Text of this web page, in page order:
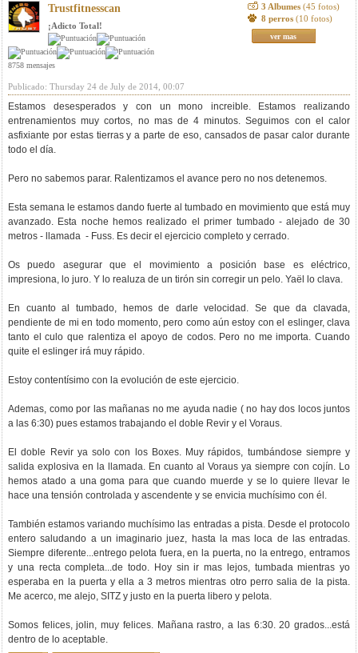
Trustfitnesscan
¡Adicto Total!
8758 mensajes
3 Albumes (45 fotos)
8 perros (10 fotos)
ver mas
Publicado: Thursday 24 de July de 2014, 00:07
Estamos desesperados y con un mono increible. Estamos realizando
entrenamientos muy cortos, no mas de 4 minutos. Seguimos con el calor
asfixiante por estas tierras y a parte de eso, cansados de pasar calor durante
todo el día.
Pero no sabemos parar. Ralentizamos el avance pero no nos detenemos.
Esta semana le estamos dando fuerte al tumbado en movimiento que está muy
avanzado. Esta noche hemos realizado el primer tumbado - alejado de 30
metros - llamada - Fuss. Es decir el ejercicio completo y cerrado.
Os puedo asegurar que el movimiento a posición base es eléctrico,
impresiona, lo juro. Y lo realuza de un tirón sin corregir un pelo. Yaël lo clava.
En cuanto al tumbado, hemos de darle velocidad. Se que da clavada,
pendiente de mi en todo momento, pero como aún estoy con el eslinger, clava
tanto el culo que ralentiza el apoyo de codos. Pero no me importa. Cuando
quite el eslinger irá muy rápido.
Estoy contentísimo con la evolución de este ejercicio.
Ademas, como por las mañanas no me ayuda nadie ( no hay dos locos juntos
a las 6:30) pues estamos trabajando el doble Revir y el Voraus.
El doble Revir ya solo con los Boxes. Muy rápidos, tumbándose siempre y
salida explosiva en la llamada. En cuanto al Voraus ya siempre con cojín. Lo
hemos atado a una goma para que cuando muerde y se lo quiere llevar le
hace una tensión controlada y ascendente y se envicia muchísimo con él.
También estamos variando muchísimo las entradas a pista. Desde el protocolo
entero saludando a un imaginario juez, hasta la mas loca de las entradas.
Siempre diferente...entrego pelota fuera, en la puerta, no la entrego, entramos
y una recta completa...de todo. Hoy sin ir mas lejos, tumbada mientras yo
esperaba en la puerta y ella a 3 metros mientras otro perro salia de la pista.
Me acerco, me alejo, SITZ y justo en la puerta libero y pelota.
Somos felices, jolin, muy felices. Mañana rastro, a las 6:30. 20 grados...está
dentro de lo aceptable.